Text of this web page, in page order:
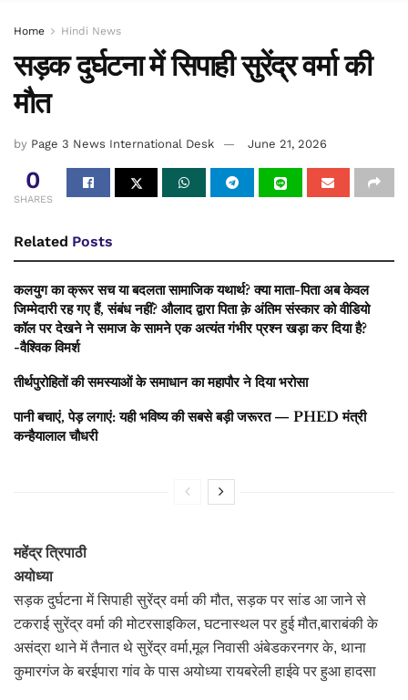
Home Hindi News
सड़क दुर्घटना में सिपाही सुरेंद्र वर्मा की
मौत
by Page 3 News International Desk June 21, 2026
0
SHARES
Related Posts
कलयुग का क्रूर सच या बदलता सामाजिक यथार्थ? क्या माता-पिता अब केवल
जिम्मेदारी रह गए हैं, संबंध नहीं? औलाद द्वारा पिता क़े अंतिम संस्कार को वीडियो
कॉल पर देखने ने समाज के सामने एक अत्यंत गंभीर प्रश्न खड़ा कर दिया है?
-वैश्विक विमर्श
तीर्थपुरोहितों की समस्याओं के समाधान का महापौर ने दिया भरोसा
पानी बचाएं, पेड़ लगाएं: यही भविष्य की सबसे बड़ी जरूरत — PHED मंत्री
कन्हैयालाल चौधरी
महेंद्र त्रिपाठी
अयोध्या
सड़क दुर्घटना में सिपाही सुरेंद्र वर्मा की मौत, सड़क पर सांड आ जाने से
टकराई सुरेंद्र वर्मा की मोटरसाइकिल, घटनास्थल पर हुई मौत,बाराबंकी के
असंद्रा थाने में तैनात थे सुरेंद्र वर्मा,मूल निवासी अंबेडकरनगर के, थाना
कुमारगंज के बरईपारा गांव के पास अयोध्या रायबरेली हाईवे पर हुआ हादसा